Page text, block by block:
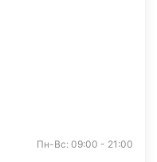
Пн-Вс: 09:00 - 21:00